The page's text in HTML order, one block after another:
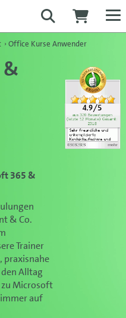
› Office Kurse Anwender
&
365 &
& Co.
Trainer
praxisnahe
Alltag
Microsoft
auf